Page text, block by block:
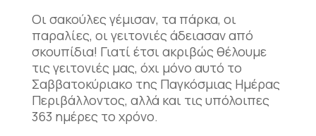
Οι σακούλες γέμισαν, τα πάρκα, οι
παραλίες, οι γειτονιές άδειασαν από
σκουπίδια! Γιατί έτσι ακριβώς θέλουμε
τις γειτονιές μας, όχι μόνο αυτό το
Σαββατοκύριακο της Παγκόσμιας Ημέρας
Περιβάλλοντος, αλλά και τις υπόλοιπες
363 ημέρες το χρόνο.